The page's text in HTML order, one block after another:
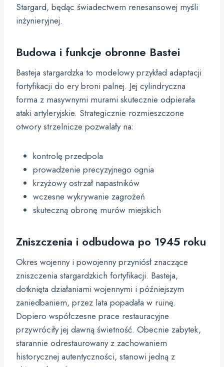
Stargard, będąc świadectwem renesansowej myśli
inżynieryjnej.
Budowa i funkcje obronne Bastei
Basteja stargardzka to modelowy przykład adaptacji
fortyfikacji do ery broni palnej. Jej cylindryczna
forma z masywnymi murami skutecznie odpierała
ataki artyleryjskie. Strategicznie rozmieszczone
otwory strzelnicze pozwalały na:
kontrolę przedpola
prowadzenie precyzyjnego ognia
krzyżowy ostrzał napastników
wczesne wykrywanie zagrożeń
skuteczną obronę murów miejskich
Zniszczenia i odbudowa po 1945 roku
Okres wojenny i powojenny przyniósł znaczące
zniszczenia stargardzkich fortyfikacji. Basteja,
dotknięta działaniami wojennymi i późniejszym
zaniedbaniem, przez lata popadała w ruinę.
Dopiero współczesne prace restauracyjne
przywróciły jej dawną świetność. Obecnie zabytek,
starannie odrestaurowany z zachowaniem
historycznej autentyczności, stanowi jedną z